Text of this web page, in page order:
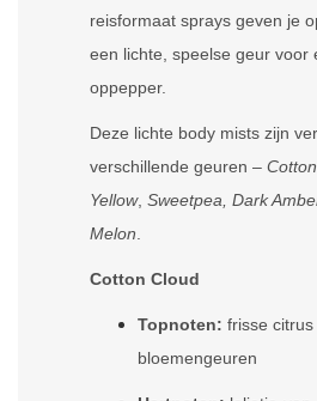
reisformaat sprays geven je
een lichte, speelse geur voor
oppepper.
Deze lichte body mists zijn
verschillende geuren –
Yellow, Sweetpea, Dark
Melon
Cotton Cloud
Topnoten: frisse
bloemengeuren